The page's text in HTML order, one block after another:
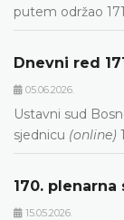
putem održao
Dnevni red
05.06.2026.
Ustavni sud
sjednicu (online)
170. plenarna
15.05.2026.